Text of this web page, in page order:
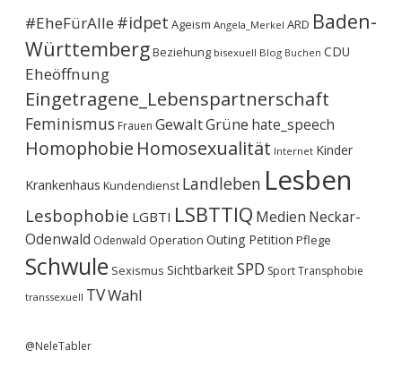
#EheFürAlle#idpet Ageism Angela_Merkel ARD Baden-
WürttembergBeziehung bisexuell Blog Buchen CDU
Eheöffnung
Eingetragene_Lebenspartnerschaft
Feminismus Frauen GewaltGrüne hate_speech
Homophobie Homosexualität Internet Kinder
Krankenhaus Kundendienst Landleben Lesben
Lesbophobie LGBTI LSBTTIQ Medien Neckar-
Odenwald Odenwald Operation Outing Petition Pflege
Schwule Sexismus SichtbarkeitSPD SportTransphobie
transsexuell TVWahl
@NeleTabler